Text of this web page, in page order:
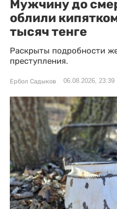
Мужчину до
облили
тысяч тенге
Раскрыты подробности
преступления.
Ербол Садыков 06.08.2026, 23:39